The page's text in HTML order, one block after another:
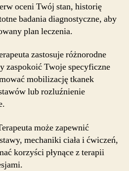
oceni Twój stan, historię
badania diagnostyczne, aby
plan leczenia.
zastosuje różnorodne
zaspokoić Twoje specyficzne
mobilizację tkanek
lub rozluźnienie
może zapewnić
mechaniki ciała i ćwiczeń,
korzyści płynące z terapii